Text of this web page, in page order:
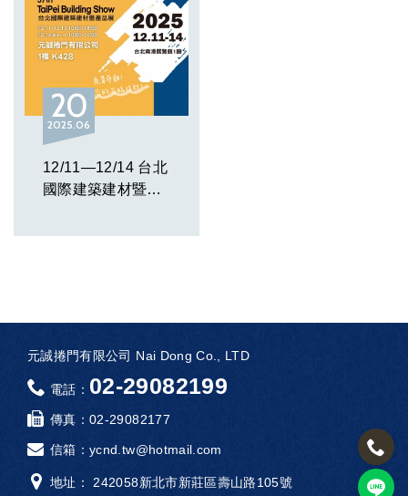
20
06
2025
12/11—12/14 台北
國際建築建材暨產
元誠捲門有限公司 Nai Dong Co., LTD
電話： 02-29082199
傳真：02-29082177
信箱：ycnd.tw@hotmail.com
地址： 242058新北市新莊區壽山路105號